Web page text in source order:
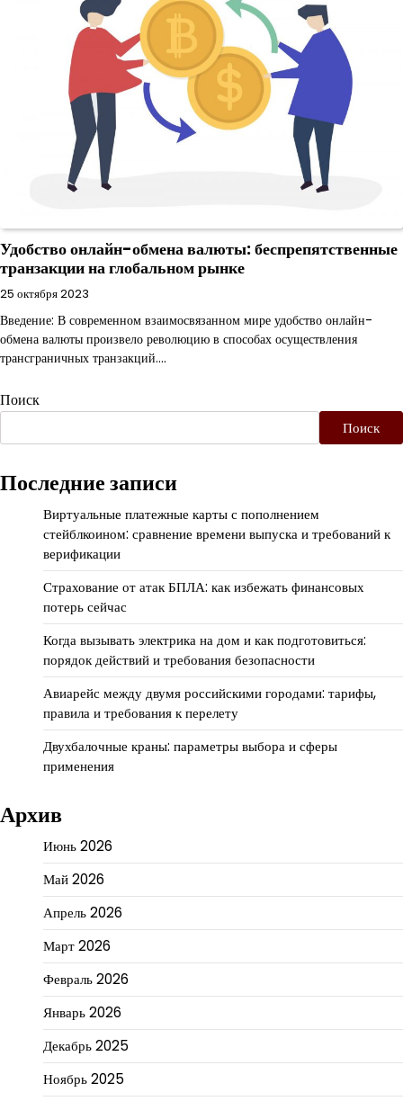
Удобство онлайн-обмена валюты: беспрепятственные
транзакции на глобальном рынке
25 октября 2023
Введение: В современном взаимосвязанном мире удобство онлайн-
обмена валюты произвело революцию в способах осуществления
трансграничных транзакций.…
Поиск
Поиск
Последние записи
Виртуальные платежные карты с пополнением
стейблкоином: сравнение времени выпуска и требований к
верификации
Страхование от атак БПЛА: как избежать финансовых
потерь сейчас
Когда вызывать электрика на дом и как подготовиться:
порядок действий и требования безопасности
Авиарейс между двумя российскими городами: тарифы,
правила и требования к перелету
Двухбалочные краны: параметры выбора и сферы
применения
Архив
Июнь 2026
Май 2026
Апрель 2026
Март 2026
Февраль 2026
Январь 2026
Декабрь 2025
Ноябрь 2025